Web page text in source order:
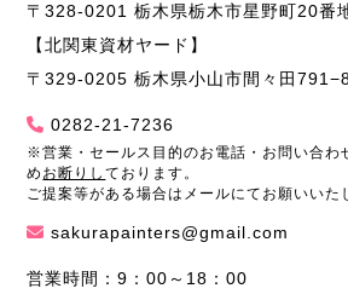
〒328-0201 栃木県栃木市星野町20番
【北関東資材ヤード】
〒329-0205 栃木県小山市間々田
0282-21-7236
※営業・セールス目的のお電話・お問い合わ
め お断りしております。
ご提案等がある場合はメールにてお願いいた
sakurapainters@gmail.com
営業時間：9：00～18：00